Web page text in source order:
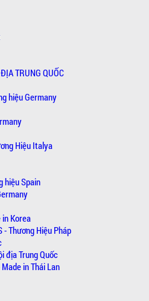
TRUNG QUỐC
hiệu Germany
Hiệu Italya
hiệu Spain
Korea
- Thương Hiệu Pháp
địa Trung Quốc
in Thái Lan